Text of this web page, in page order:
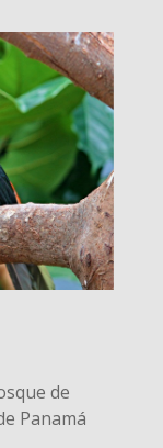
de
Panamá